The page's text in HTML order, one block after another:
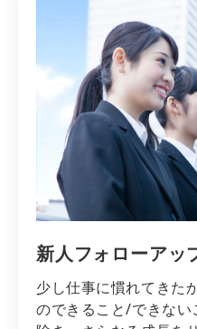
新人フォローアッ
少し仕事に慣れてきた
のできること/できない